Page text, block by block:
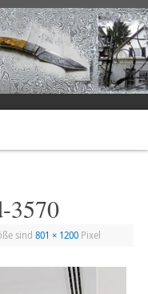
3570
sind 801 × 1200Pixel